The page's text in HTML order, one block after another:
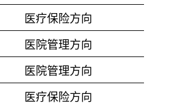
医疗保险方向
医院管理方向
医院管理方向
医疗保险方向